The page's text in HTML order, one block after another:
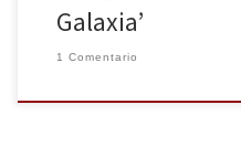
Galaxia’
1 Comentario